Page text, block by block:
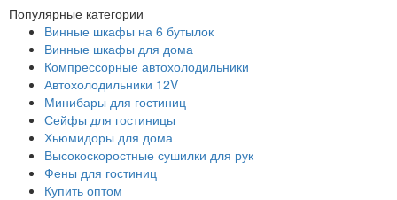
Популярные категории
Винные шкафы на 6 бутылок
Винные шкафы для дома
Компрессорные автохолодильники
Автохолодильники 12V
Минибары для гостиниц
Сейфы для гостиницы
Хьюмидоры для дома
Высокоскоростные сушилки для рук
Фены для гостиниц
Купить оптом